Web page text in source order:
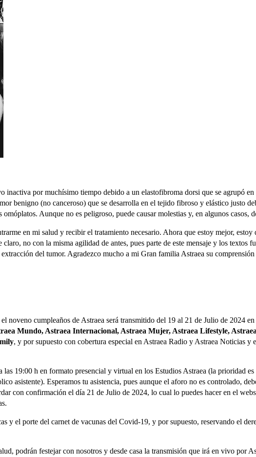
por muchísimo tiempo debido a un elastofibroma dorsi que se agrupó
benigno (no canceroso) que se desarrolla en el tejido fibroso y elástico justo
Aunque no es peligroso, puede causar molestias y, en algunos casos,
en mi salud y recibir el tratamiento necesario. Ahora que estoy mejor, estoy
no con la misma agilidad de antes, pues parte de este mensaje y los textos
del tumor. Agradezco mucho a mi Gran familia Astraea su
noveno cumpleaños de Astraea será transmitido del 19 al 21 de Julio de 2024 en
Mundo, Astraea Internacional, Astraea Mujer, Astraea Lifestyle, Astraea
, y por supuesto con cobertura especial en Astraea Radio y Astraea Noticias y
19:00 h en formato presencial y virtual en los Estudios Astraea (la prioridad es
asistente). Esperamos tu asistencia, pues aunque el aforo no es controlado,
con confirmación el día 21 de Julio de 2024, lo cual lo puedes hacer en el
y el porte del carnet de vacunas del Covid-19, y por supuesto, reservando el
podrán festejar con nosotros y desde casa la transmisión que irá en vivo por